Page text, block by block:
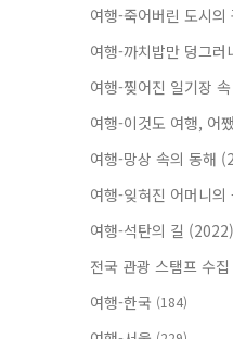
여행-죽어버린 도시
여행-까치밥만 덩그
여행-찢어진 일기장
여행-이것도 여행, 어
여행-망상 속의 동해
여행-잊혀진 어머니
여행-석탄의 길 (2022)
전국 관광 스탬프 수
여행-한국 (184)